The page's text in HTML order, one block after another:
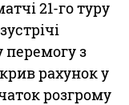
21-го туру
з
рахунок у
розгрому